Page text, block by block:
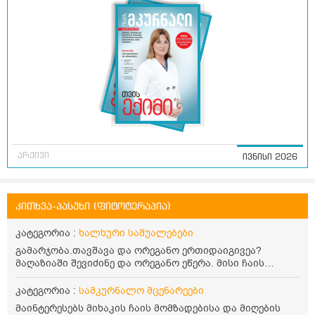
არქივი ივნისი 2026
კითხვა-პასუხი (ფიტოტერაპია)
კატეგორია : ხალხური საშუალებები
გამარჯობა.თავშავა და ორეგანო ერთიდაიგივეა?
მაღაზიაში შევიძინე და ორეგანო ეწერა. მისი ჩაის
დალევის წესი მაინტერესებს.რისთვის არის კარგი?
წავიკითხე რომ: 1 ჭიქა თბილ წყალში ჩავყაროთ 1 ჩაის
კოვზი დაქუცმაცებული და გამხმარი ორეგანო და
კატეგორია : სამკურნალო მცენარეები
მაინტერესებს მიხაკის ჩაის მომზადებისა და მიღების